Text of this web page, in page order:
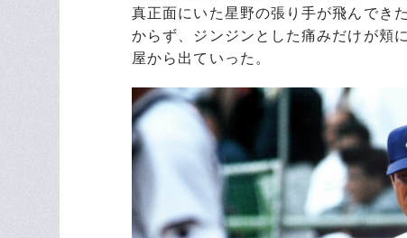
真正面にいた星野の張り手が飛んでき
からず、ジンジンとした痛みだけが頬
屋から出ていった。